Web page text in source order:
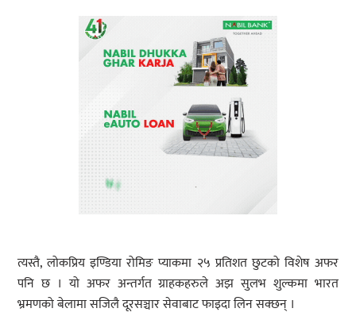
त्यस्तै, लोकप्रिय इण्डिया रोमिङ प्याकमा २५ प्रतिशत छुटको विशेष अफर
पनि छ । यो अफर अन्तर्गत ग्राहकहरुले अझ सुलभ शुल्कमा भारत
भ्रमणको बेलामा सजिलै दूरसञ्चार सेवाबाट फाइदा लिन सक्छन् ।